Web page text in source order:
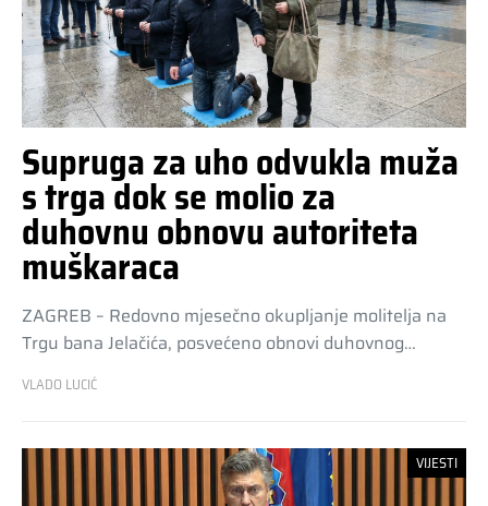
Supruga za uho odvukla muža
s trga dok se molio za
duhovnu obnovu autoriteta
muškaraca
ZAGREB – Redovno mjesečno okupljanje molitelja na
Trgu bana Jelačića, posvećeno obnovi duhovnog…
VLADO LUCIĆ
VIJESTI